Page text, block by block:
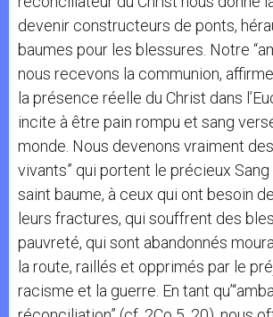
devenir constructeurs de ponts,
baumes pour les blessures. Notre
nous recevons la communion,
la présence réelle du Christ dans
incite à être pain rompu et sang
monde. Nous devenons vraiment
vivants” qui portent le précieux Sang
saint baume, à ceux qui ont besoin
leurs fractures, qui souffrent des
pauvreté, qui sont abandonnés
la route, raillés et opprimés par le
racisme et la guerre. En tant